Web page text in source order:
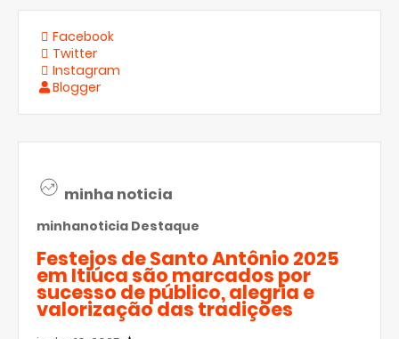
Facebook
Twitter
Instagram
Blogger
minha noticia
minhanoticia Destaque
Festejos de Santo Antônio 2025
em Itiúca são marcados por
sucesso de público, alegria e
valorização das tradições